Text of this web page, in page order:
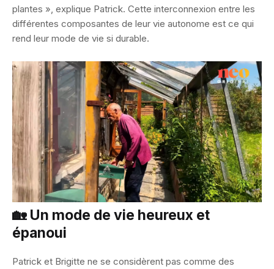
plantes », explique Patrick. Cette interconnexion entre les
différentes composantes de leur vie autonome est ce qui
rend leur mode de vie si durable.
🏡 Un mode de vie heureux et
épanoui
Patrick et Brigitte ne se considèrent pas comme des